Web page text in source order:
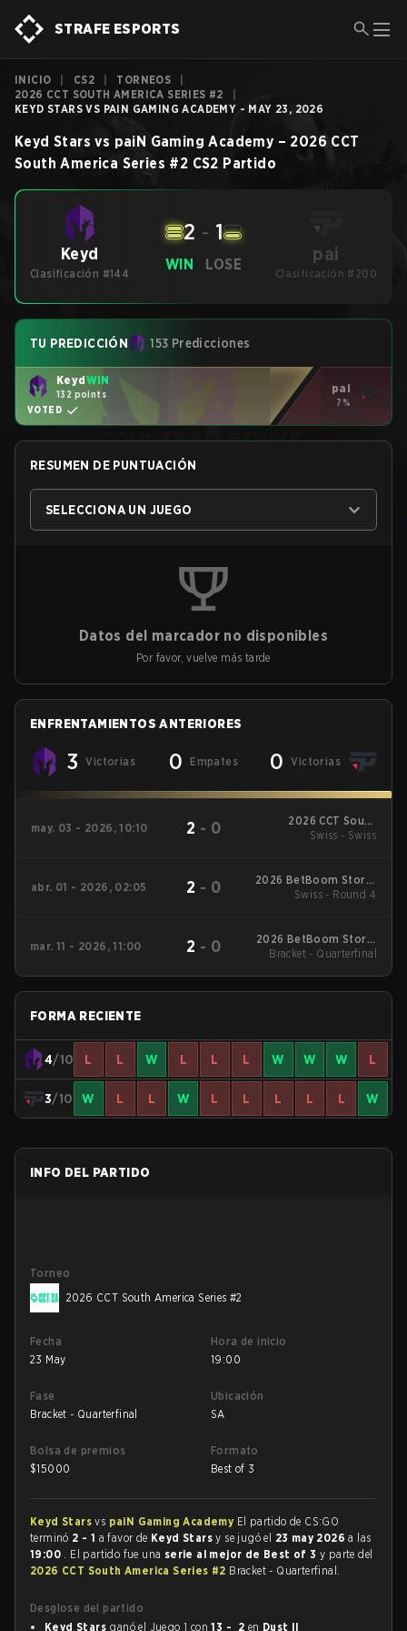
STRAFE ESPORTS
INICIO CS2 TORNEOS
2026 CCT SOUTH AMERICA SERIES #2
KEYD STARS VS PAIN GAMING ACADEMY - MAY 23, 2026
Keyd Stars vs paiN Gaming Academy – 2026 CCT
South America Series #2 CS2 Partido
Keyd
Clasificación #144
WIN
2 - 1
LOSE pai
Clasificación #200
TU PREDICCIÓN 153 Predicciones
KeydWIN
132 points
VOTED
pai
7%
RESUMEN DE PUNTUACIÓN
SELECCIONA UN JUEGO
Datos del marcador no disponibles
Por favor, vuelve más tarde
ENFRENTAMIENTOS ANTERIORES
3 Victorias 0 Empates 0 Victorias
may. 03 - 2026, 10:10 2 - 0
2026 CCT South
America Series #1
Swiss - Swiss
abr. 01 - 2026, 02:05 2 - 0
2026 BetBoom Storm
Season 2
Swiss - Round 4
mar. 11 - 2026, 11:00 2 - 0
2026 BetBoom Storm
Season 1
Bracket - Quarterfinal
FORMA RECIENTE
4/10 L L W L L L W W W L
3/10 W L L W L L L L L W
INFO DEL PARTIDO
Torneo
2026 CCT South America Series #2
Fecha
23 May
Hora de inicio
19:00
Fase
Bracket - Quarterfinal
Ubicación
SA
Bolsa de premios
$15000
Formato
Best of 3
Keyd Starsvs paiN Gaming Academy El partido de CS:GO
terminó 2 - 1 a favor de Keyd Starsy se jugó el 23 may 2026a las
19:00 . El partido fue una serie al mejor de Best of 3y parte del
2026 CCT South America Series #2 Bracket - Quarterfinal.
Desglose del partido
Keyd Stars ganó el Juego 1 con13 - 2 en Dust II